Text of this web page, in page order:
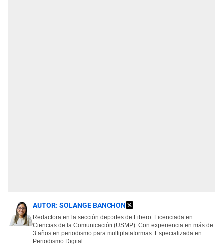
AUTOR: SOLANGE BANCHON
Redactora en la sección deportes de Libero. Licenciada en
Ciencias de la Comunicación (USMP). Con experiencia en más de
3 años en periodismo para multiplataformas. Especializada en
Periodismo Digital.